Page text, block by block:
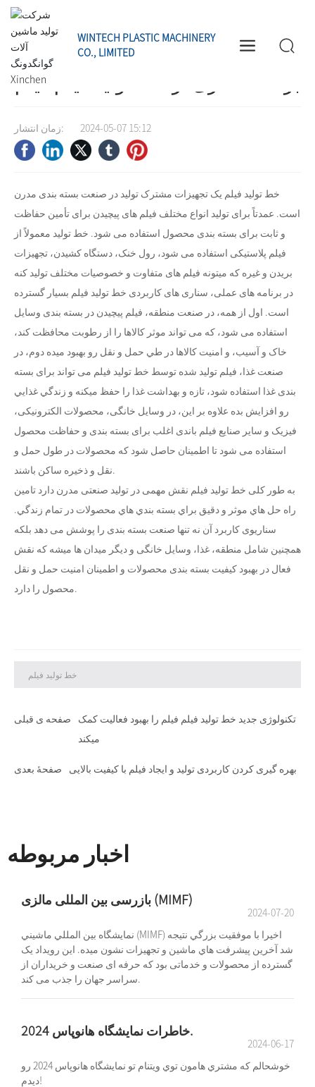
WINTECH PLASTIC MACHINERY
CO., LIMITED
خانه
برنامه سناری از خط تولید فیلم فیلم
زمان انتشار: 2024-05-07 15:12
خط تولید فیلم یک تجهیزات مشترک تولید در صنعت بسته بندی مدرن
است. عمدتاً برای تولید انواع مختلف فیلم های پیچیدن برای تأمین حفاظت
و ثابت برای بسته بندی محصول استفاده می شود. خط تولید معمولاً از
فیلم پلاستیکی استفاده می شود، رول خنک، دستگاه کشیدن، تجهیزات
بریدن و غیره که میتونه فیلم های متفاوت و خصوصیات مختلف تولید کنه
در برنامه های عملی، سناری های کاربردی خط تولید فیلم بسیار گسترده
است. اول از همه، در صنعت منطقه، فیلم پیچیدن در بسته بندی وسایل
استفاده می شود، که می تواند موثر کالاها را از رطوبت محافظت کند،
خاک و آسيب، و امنيت کالاها در طي حمل و نقل رو بهبود ميده دوم، در
صنعت غذا، فیلم تولید شده توسط خط تولید فیلم می تواند برای بسته
بندی غذا استفاده شود، تازه و بهداشت غذا را حفظ ميکنه و زندگي غذايي
رو افزايش بده علاوه بر این، در وسایل خانگی، محصولات الکترونیکی،
فیزیک و سایر صنایع فیلم باندی اغلب برای بسته بندی و حفاظت محصول
استفاده می شود تا اطمینان حاصل شود که محصولات در طول حمل و
به طور کلی خط تولید فیلم نقش مهمی در تولید صنعتی مدرن دارد تامين
راه حل هاي موثر و دقيق براي بسته بندي هاي محصولات در تمام زندگي.
سناریوی کاربرد آن نه تنها صنعت بسته بندی را پوشش می دهد بلکه
همچنین شامل منطقه، غذا، وسایل خانگی و دیگر میدان ها میشه که نقش
فعال در بهبود کیفیت بسته بندی محصولات و اطمینان امنیت حمل و نقل
خط تولید فیلم
صفحه ی قبلی
تکنولوژی جدید خط تولید فیلم فیلم را بهبود فعالیت کمک
میکند
صفحۀ بعدی بهره گیری کردن کاربردی تولید و ایجاد فیلم با کیفیت بالایی
اخبار مربوطه
بازرسی بین المللی مالزی (MIMF)
2024-07-20
نمايشگاه بين المللي ماشيني (MIMF) اخيرا با موفقيت بزرگي نتيجه
شد آخرين پيشرفت هاي ماشين و تجهيزات نشون ميده. این رویداد یک
گسترده از محصولات و خدماتی بود که حرفه ای صنعت و خریداران از
خاطرات نمایشگاه هانوپاس 2024.
2024-06-17
خوشحالم که مشتري هامون توي ويتنام تو نمايشگاه هانوپاس 2024 رو
ديدم!